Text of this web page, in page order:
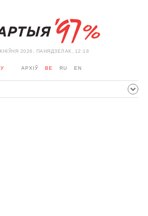
2026, ПАНЯДЗЕЛАК, 12:18
АРХІЎ BE RU EN